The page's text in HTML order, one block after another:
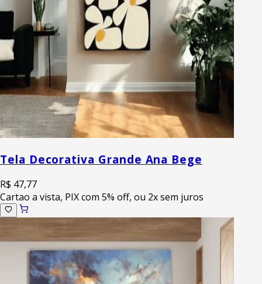
Tela Decorativa Grande Ana Bege
R$ 47,77
Cartao a vista, PIX com 5% off, ou 2x sem juros